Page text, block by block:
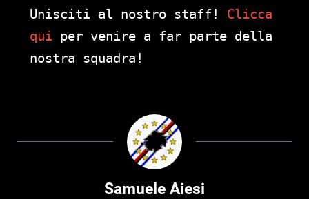
Unisciti al nostro staff! Clicca
qui per venire a far parte della
nostra squadra!
Samuele Aiesi